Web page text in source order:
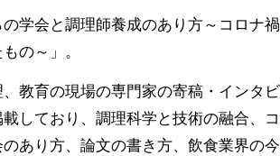
の学会と調理師養成のあり方～コロナ
の～」。
教育の現場の専門家の寄稿・インタ
しており、 調理科学と技術の融合、
あり方、論文の書き方、飲食業界の